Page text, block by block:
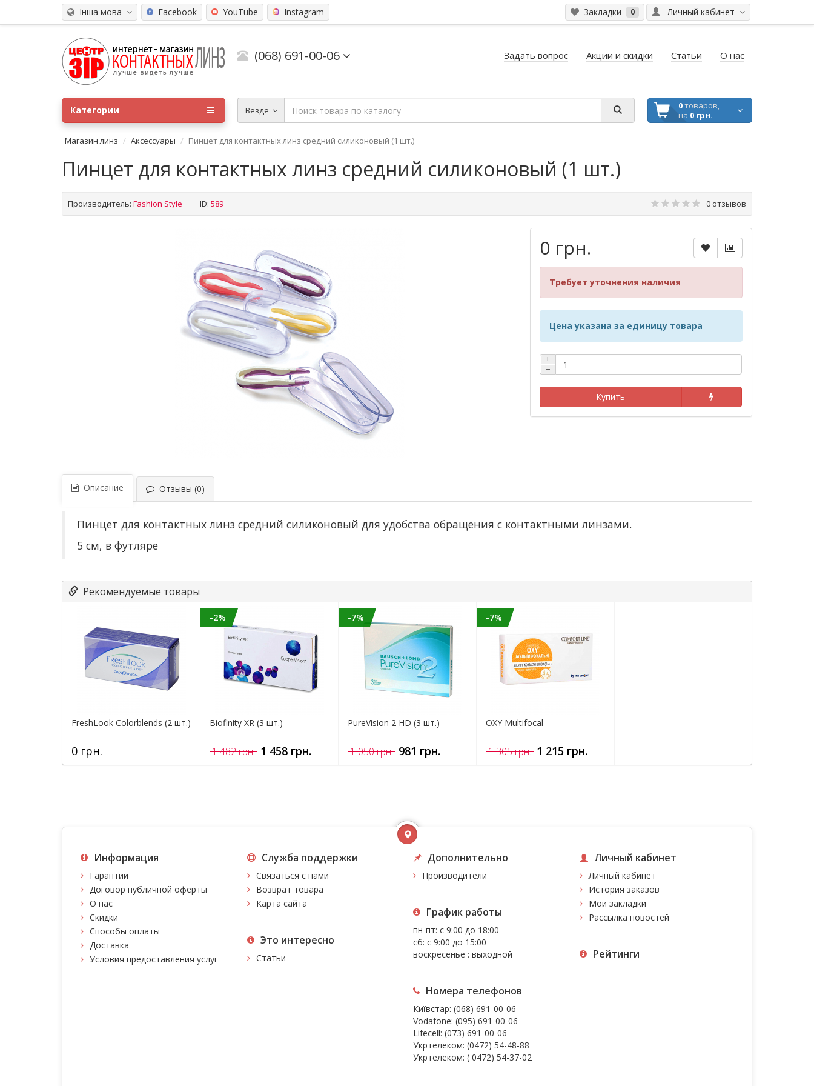
Інша мова Личный кабинет
Закладки 0
Facebook YouTube Instagram
(068) 691-00-06 Задать вопрос Акции и скидки Статьи О нас
Везде 0товаров,
на 0 грн.
Категории
Магазин линз Аксессуары Пинцет для контактных линз средний силиконовый (1 шт.)
Пинцет для контактных линз средний силиконовый (1 шт.)
Производитель: Fashion Style ID: 589 0 отзывов
0 грн.
Требует уточнения наличия
Цена указана за единицу товара
+
−
Купить
Описание Отзывы (0)
Пинцет для контактных линз средний силиконовый для удобства обращения с контактными линзами.
5 см, в футляре
Рекомендуемые товары
FreshLook Colorblends (2 шт.)
0 грн.
-2%
Biofinity XR (3 шт.)
1 482 грн. 1 458 грн.
-7%
PureVision 2 HD (3 шт.)
1 050 грн. 981 грн.
-7%
OXY Multifocal
1 305 грн. 1 215 грн.
Информация
Гарантии
Договор публичной оферты
О нас
Скидки
Способы оплаты
Доставка
Условия предоставления услуг
Служба поддержки
Связаться с нами
Возврат товара
Карта сайта
Это интересно
Статьи
Дополнительно
Производители
График работы
пн-пт: с 9:00 до 18:00
сб: с 9:00 до 15:00
воскресенье : выходной
Номера телефонов
Київстар: (068) 691-00-06
Vodafone: (095) 691-00-06
Lifecell: (073) 691-00-06
Укртелеком: (0472) 54-48-88
Укртелеком: ( 0472) 54-37-02
Личный кабинет
Личный кабинет
История заказов
Мои закладки
Рассылка новостей
Рейтинги